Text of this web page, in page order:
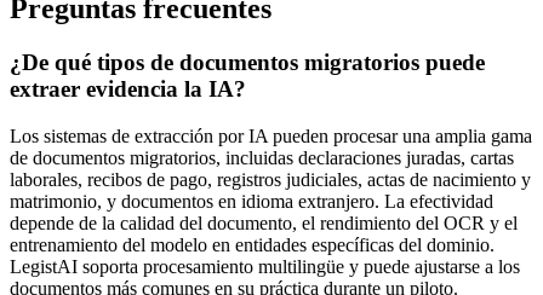
Preguntas frecuentes
¿De qué tipos de documentos migratorios puede
extraer evidencia la IA?
Los sistemas de extracción por IA pueden procesar una amplia gama
de documentos migratorios, incluidas declaraciones juradas, cartas
laborales, recibos de pago, registros judiciales, actas de nacimiento y
matrimonio, y documentos en idioma extranjero. La efectividad
depende de la calidad del documento, el rendimiento del OCR y el
entrenamiento del modelo en entidades específicas del dominio.
LegistAI soporta procesamiento multilingüe y puede ajustarse a los
documentos más comunes en su práctica durante un piloto.